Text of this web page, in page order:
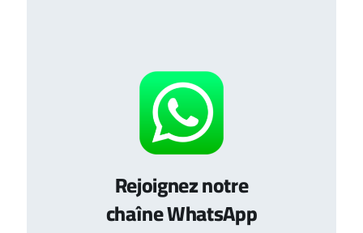
Rejoignez notre
chaîne WhatsApp